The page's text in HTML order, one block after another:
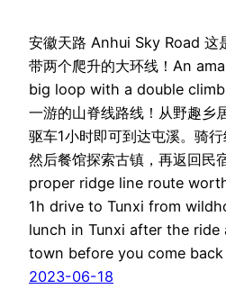
安徽天路 Anhui Sky Road 这
带两个爬升的大环线！An
big loop with a double
一游的山脊线路线！从野趣
驱车1小时即可到达屯溪。骑
然后餐馆探索古镇，再返回
proper ridge line route
1h drive to Tunxi from
lunch in Tunxi after the
town before you come
2023-06-18